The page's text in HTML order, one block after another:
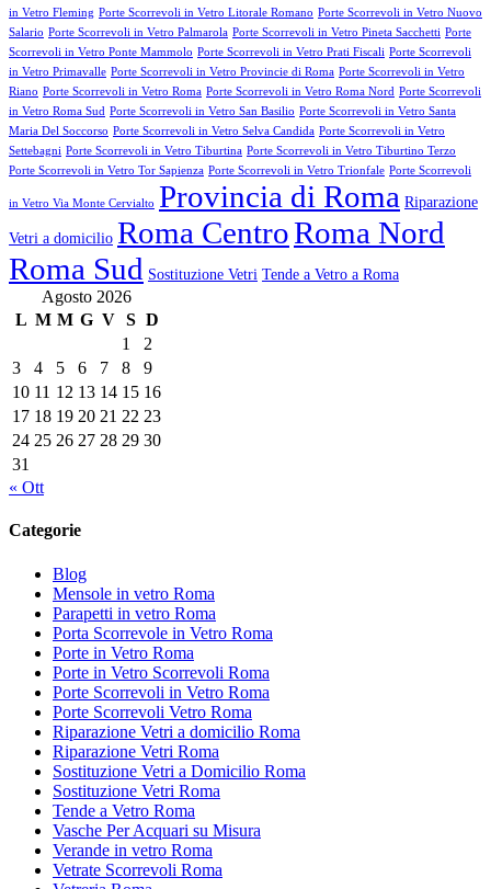
in Vetro Fleming Porte Scorrevoli in Vetro Litorale Romano Porte Scorrevoli in Vetro Nuovo
Salario Porte Scorrevoli in Vetro Palmarola Porte Scorrevoli in Vetro Pineta Sacchetti Porte
Scorrevoli in Vetro Ponte Mammolo Porte Scorrevoli in Vetro Prati Fiscali Porte Scorrevoli
in Vetro Primavalle Porte Scorrevoli in Vetro Provincie di Roma Porte Scorrevoli in Vetro
Riano Porte Scorrevoli in Vetro Roma Porte Scorrevoli in Vetro Roma Nord Porte Scorrevoli
in Vetro Roma Sud Porte Scorrevoli in Vetro San Basilio Porte Scorrevoli in Vetro Santa
Maria Del Soccorso Porte Scorrevoli in Vetro Selva Candida Porte Scorrevoli in Vetro
Settebagni Porte Scorrevoli in Vetro Tiburtina Porte Scorrevoli in Vetro Tiburtino Terzo
Porte Scorrevoli in Vetro Tor Sapienza Porte Scorrevoli in Vetro Trionfale Porte Scorrevoli
in Vetro Via Monte Cervialto Provincia di Roma Riparazione
Vetri a domicilio Roma CentroRoma Nord
Roma Sud Sostituzione Vetri Tende a Vetro a Roma
Agosto 2026
L M M G V S D
1
2
3
4 5 6 7 8
9
10 11 12 13 14 15 16
17 18 19 20 21 22 23
24 25 26 27 28 29 30
31
« Ott
Categorie
Blog
Mensole in vetro Roma
Parapetti in vetro Roma
Porta Scorrevole in Vetro Roma
Porte in Vetro Roma
Porte in Vetro Scorrevoli Roma
Porte Scorrevoli in Vetro Roma
Porte Scorrevoli Vetro Roma
Riparazione Vetri a domicilio Roma
Riparazione Vetri Roma
Sostituzione Vetri a Domicilio Roma
Sostituzione Vetri Roma
Tende a Vetro Roma
Vasche Per Acquari su Misura
Verande in vetro Roma
Vetrate Scorrevoli Roma